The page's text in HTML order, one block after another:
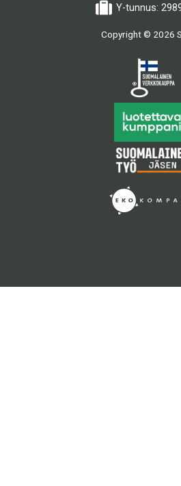
Y-tunnus:
Copyright © 2026